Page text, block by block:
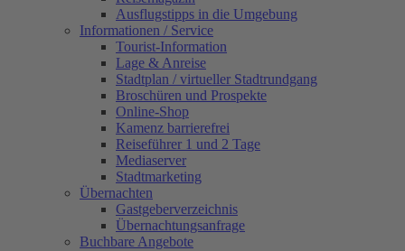
Ausflugstipps in die Umgebung
Informationen / Service
Tourist-Information
Lage & Anreise
Stadtplan / virtueller Stadtrundgang
Broschüren und Prospekte
Online-Shop
Kamenz barrierefrei
Reiseführer 1 und 2 Tage
Mediaserver
Stadtmarketing
Übernachten
Gastgeberverzeichnis
Übernachtungsanfrage
Buchbare Angebote